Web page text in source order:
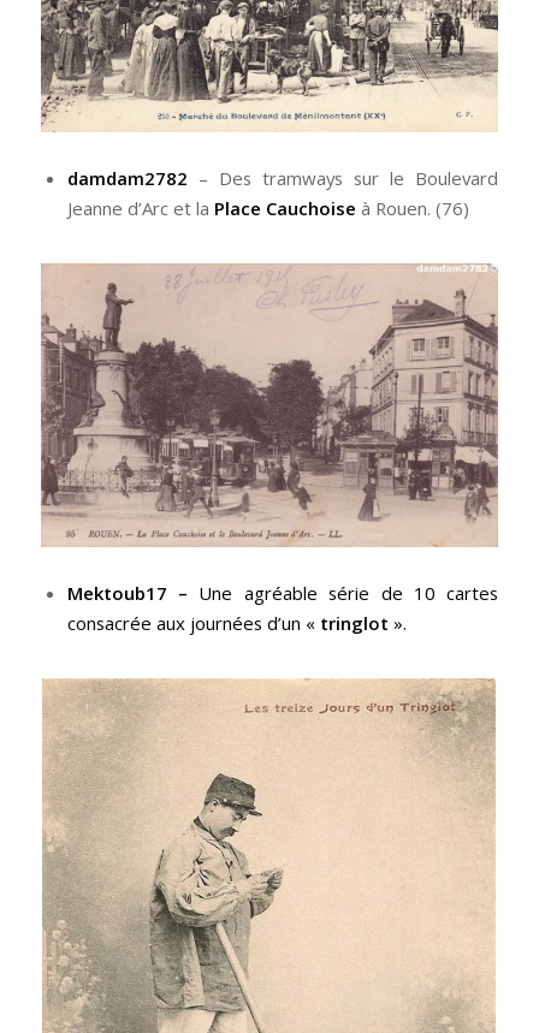
damdam2782 – Des tramways sur le Boulevard
Jeanne d’Arc et la Place Cauchoise à Rouen. (76)
Mektoub17 – Une agréable série de 10 cartes
consacrée aux journées d’un « tringlot ».